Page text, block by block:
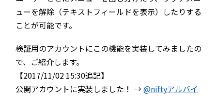
ューを解除（テキストフィールドを表示）したりする
ことが可能です。
検証用のアカウントにこの機能を実装してみましたの
で、ご紹介します。
【2017/11/02 15:30追記】
公開アカウントに実装しました！ →@niftyアルバイ